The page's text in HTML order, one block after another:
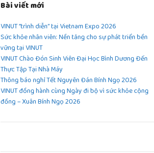
Bài viết mới
VINUT “trình diễn” tại Vietnam Expo 2026
Sức khỏe nhân viên: Nền tảng cho sự phát triển bền
vững tại VINUT
VINUT Chào Đón Sinh Viên Đại Học Bình Dương Đến
Thực Tập Tại Nhà Máy
Thông báo nghỉ Tết Nguyên Đán Bính Ngọ 2026
VINUT đồng hành cùng Ngày đi bộ vì sức khỏe cộng
đồng – Xuân Bính Ngọ 2026